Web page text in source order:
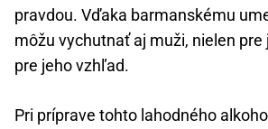
pravdou. Vďaka barmanskému
môžu vychutnať aj muži, nielen pre
pre jeho vzhľad.
Pri príprave tohto lahodného